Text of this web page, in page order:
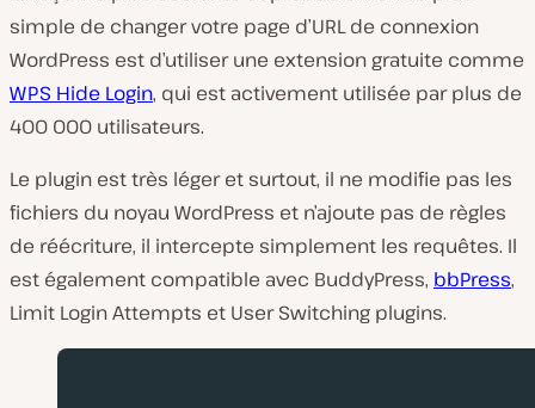
simple de changer votre page d’URL de connexion
WordPress est d’utiliser une extension gratuite comme
WPS Hide Login, qui est activement utilisée par plus de
400 000 utilisateurs.
Le plugin est très léger et surtout, il ne modifie pas les
fichiers du noyau WordPress et n’ajoute pas de règles
de réécriture, il intercepte simplement les requêtes. Il
est également compatible avec BuddyPress, bbPress,
Limit Login Attempts et User Switching plugins.